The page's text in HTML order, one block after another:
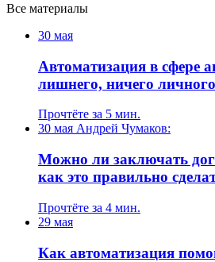
Все материалы
30 мая
Автоматизация в сфере
лишнего, ничего личного
Прочтёте за 5 мин.
30 мая Андрей Чумаков:
Можно ли заключать
как это правильно
Прочтёте за 4 мин.
29 мая
Как автоматизация